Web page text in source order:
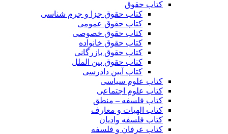
کتاب حقوق
کتاب حقوق جزا و جرم شناسی
کتاب حقوق عمومی
کتاب حقوق خصوصی
کتاب حقوق خانواده
کتاب حقوق بازرگانی
کتاب حقوق بین الملل
کتاب آیین دادرسی
کتاب علوم سیاسی
کتاب علوم اجتماعی
کتاب فلسفه – منطق
کتاب الهیات و معارف
کتاب فلسفه وادیان
کتاب عرفان و فلسفه